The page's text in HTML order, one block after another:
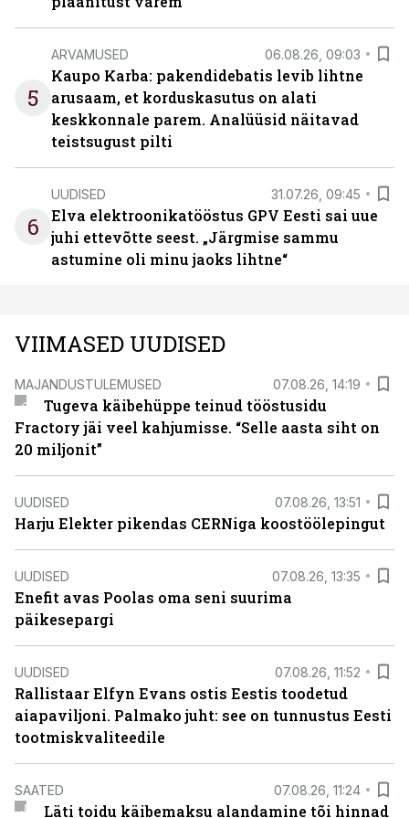
5
ARVAMUSED 06.08.26, 09:03
Kaupo Karba: pakendidebatis levib lihtne
arusaam, et korduskasutus on alati
keskkonnale parem. Analüüsid näitavad
teistsugust pilti
6
UUDISED 31.07.26, 09:45
Elva elektroonikatööstus GPV Eesti sai uue
juhi ettevõtte seest. „Järgmise sammu
astumine oli minu jaoks lihtne“
VIIMASED UUDISED
MAJANDUSTULEMUSED 07.08.26, 14:19
Tugeva käibehüppe teinud tööstusidu
Fractory jäi veel kahjumisse. “Selle aasta siht on
20 miljonit”
UUDISED 07.08.26, 13:51
Harju Elekter pikendas CERNiga koostöölepingut
UUDISED 07.08.26, 13:35
Enefit avas Poolas oma seni suurima
päikesepargi
UUDISED 07.08.26, 11:52
Rallistaar Elfyn Evans ostis Eestis toodetud
aiapaviljoni. Palmako juht: see on tunnustus Eesti
tootmiskvaliteedile
SAATED 07.08.26, 11:24
Läti toidu käibemaksu alandamine tõi hinnad